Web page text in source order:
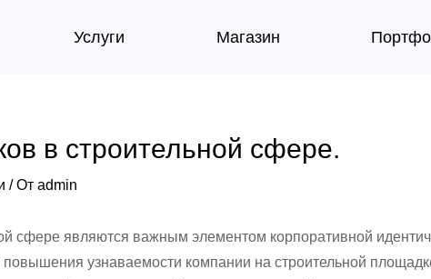
Услуги Магазин
в строительной сфере.
/ От admin
сфере являются важным элементом корпоративной
узнаваемости компании на строительной